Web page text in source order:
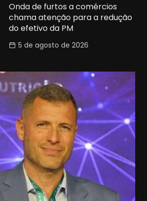
Onda de furtos a comércios
chama atenção para a redução
do efetivo da PM
5 de agosto de 2026